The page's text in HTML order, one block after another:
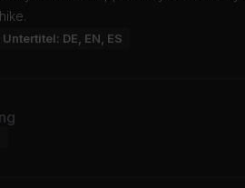
Untertitel: DE, EN, ES